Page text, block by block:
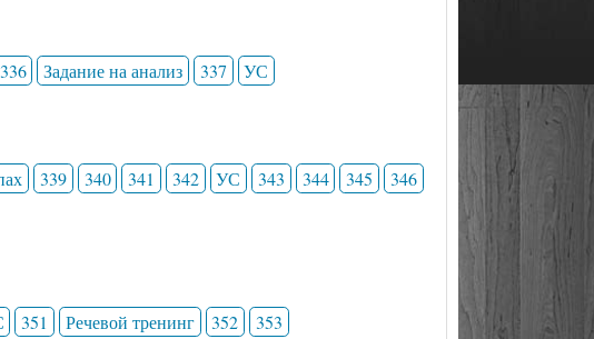
336 Задание на анализ 337 УС
339 340 341 342 УС 343 344 345
346
351 Речевой тренинг 352
353